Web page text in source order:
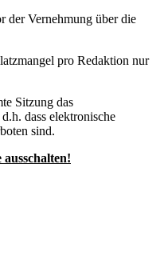
der Vernehmung über die
pro Redaktion nur
Sitzung das
dass elektronische
sind.